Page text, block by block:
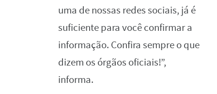
uma de nossas redes sociais, já é
suficiente para você confirmar a
informação. Confira sempre o que
dizem os órgãos oficiais!”,
informa.